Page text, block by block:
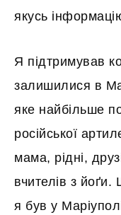
якусь
Я підтримував
залишилися в
яке найбільше
російської
мама, рідні,
вчителів з
я був у